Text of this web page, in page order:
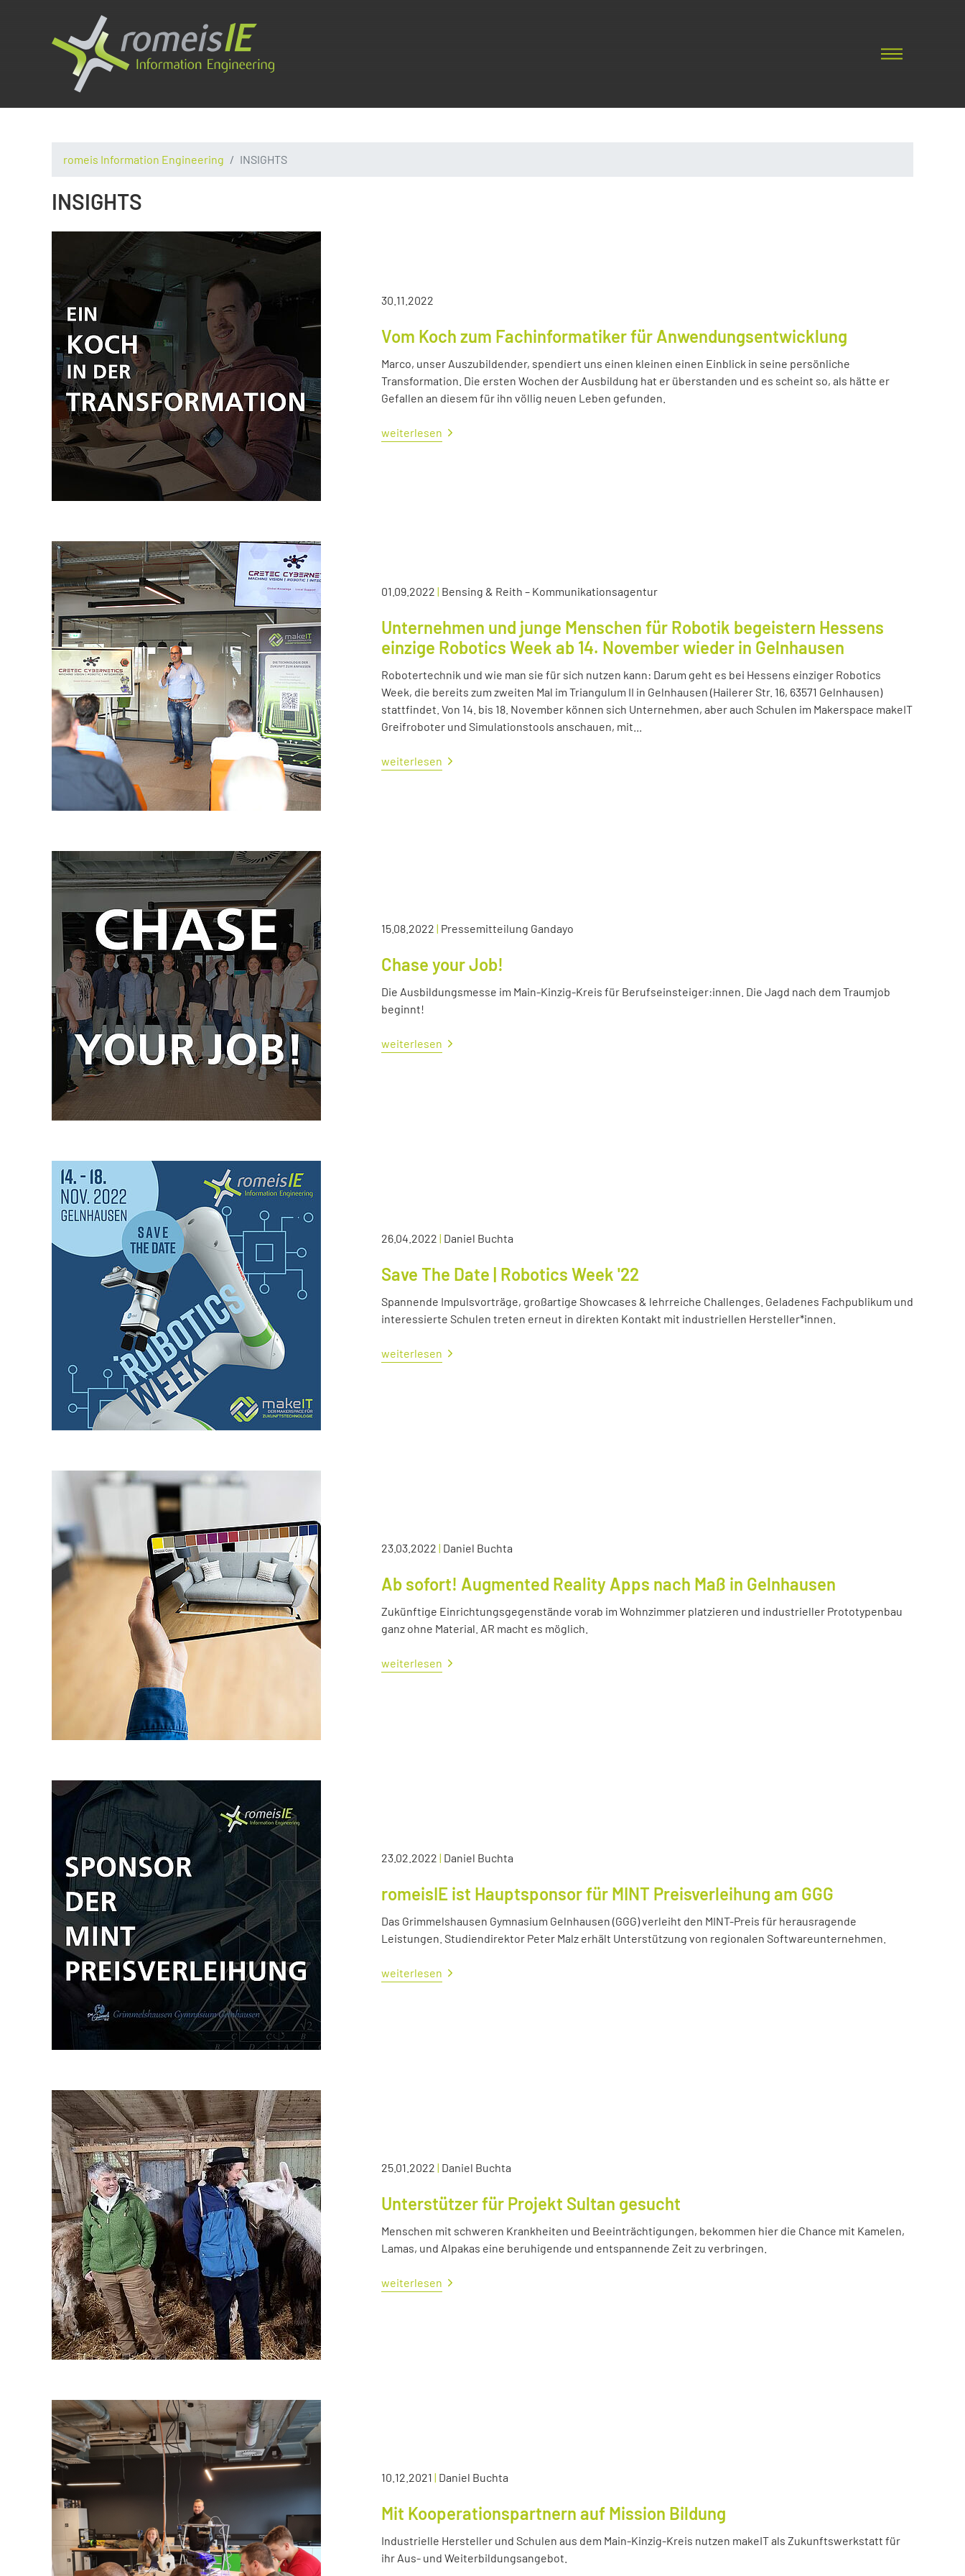
romeis Information Engineering INSIGHTS
INSIGHTS
30.11.2022
Vom Koch zum Fachinformatiker für Anwendungsentwicklung
Marco, unser Auszubildender, spendiert uns einen kleinen einen Einblick in seine persönliche
Transformation. Die ersten Wochen der Ausbildung hat er überstanden und es scheint so, als hätte er
Gefallen an diesem für ihn völlig neuen Leben gefunden.
weiterlesen
01.09.2022 | Bensing & Reith – Kommunikationsagentur
Unternehmen und junge Menschen für Robotik begeistern Hessens
einzige Robotics Week ab 14. November wieder in Gelnhausen
Robotertechnik und wie man sie für sich nutzen kann: Darum geht es bei Hessens einziger Robotics
Week, die bereits zum zweiten Mal im Triangulum II in Gelnhausen (Hailerer Str. 16, 63571 Gelnhausen)
stattfindet. Von 14. bis 18. November können sich Unternehmen, aber auch Schulen im Makerspace makeIT
Greifroboter und Simulationstools anschauen, mit...
weiterlesen
15.08.2022 | Pressemitteilung Gandayo
Chase your Job!
Die Ausbildungsmesse im Main-Kinzig-Kreis für Berufseinsteiger:innen. Die Jagd nach dem Traumjob
beginnt!
weiterlesen
26.04.2022 | Daniel Buchta
Save The Date | Robotics Week '22
Spannende Impulsvorträge, großartige Showcases & lehrreiche Challenges. Geladenes Fachpublikum und
interessierte Schulen treten erneut in direkten Kontakt mit industriellen Hersteller*innen.
weiterlesen
23.03.2022 | Daniel Buchta
Ab sofort! Augmented Reality Apps nach Maß in Gelnhausen
Zukünftige Einrichtungsgegenstände vorab im Wohnzimmer platzieren und industrieller Prototypenbau
ganz ohne Material. AR macht es möglich.
weiterlesen
23.02.2022 | Daniel Buchta
romeisIE ist Hauptsponsor für MINT Preisverleihung am GGG
Das Grimmelshausen Gymnasium Gelnhausen (GGG) verleiht den MINT-Preis für herausragende
Leistungen. Studiendirektor Peter Malz erhält Unterstützung von regionalen Softwareunternehmen.
weiterlesen
25.01.2022 | Daniel Buchta
Unterstützer für Projekt Sultan gesucht
Menschen mit schweren Krankheiten und Beeinträchtigungen, bekommen hier die Chance mit Kamelen,
Lamas, und Alpakas eine beruhigende und entspannende Zeit zu verbringen.
weiterlesen
10.12.2021 | Daniel Buchta
Mit Kooperationspartnern auf Mission Bildung
Industrielle Hersteller und Schulen aus dem Main-Kinzig-Kreis nutzen makeIT als Zukunftswerkstatt für
ihr Aus- und Weiterbildungsangebot.